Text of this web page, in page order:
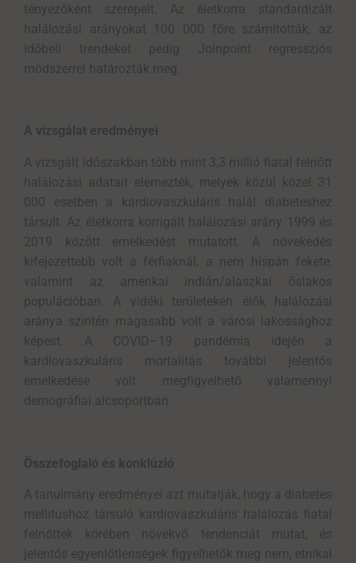
tényezőként szerepelt. Az életkorra standardizált
halálozási arányokat 100 000 főre számították, az
időbeli trendeket pedig Joinpoint regressziós
módszerrel határozták meg.
A vizsgálat eredményei
A vizsgált időszakban több mint 3,3 millió fiatal felnőtt
halálozási adatait elemezték, melyek közül közel 31
000 esetben a kardiovaszkuláris halál diabeteshez
társult. Az életkorra korrigált halálozási arány 1999 és
2019 között emelkedést mutatott. A növekedés
kifejezettebb volt a férfiaknál, a nem hispán fekete,
valamint az amerikai indián/alaszkai őslakos
populációban. A vidéki területeken élők halálozási
aránya szintén magasabb volt a városi lakossághoz
képest. A COVID–19 pandémia idején a
kardiovaszkuláris mortalitás további jelentős
emelkedése volt megfigyelhető valamennyi
demográfiai alcsoportban.
Összefoglaló és konklúzió
A tanulmány eredményei azt mutatják, hogy a diabetes
mellitushoz társuló kardiovaszkuláris halálozás fiatal
felnőttek körében növekvő tendenciát mutat, és
jelentős egyenlőtlenségek figyelhetők meg nem, etnikai